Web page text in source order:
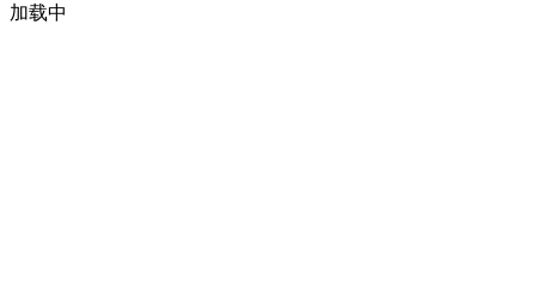
加载中